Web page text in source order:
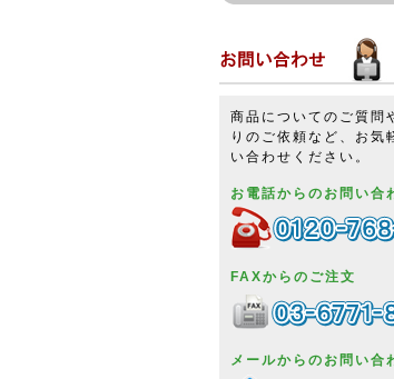
商品についてのご質問
りのご依頼など、お気
い合わせください。
お電話からのお問い合
FAXからのご注文
メールからのお問い合